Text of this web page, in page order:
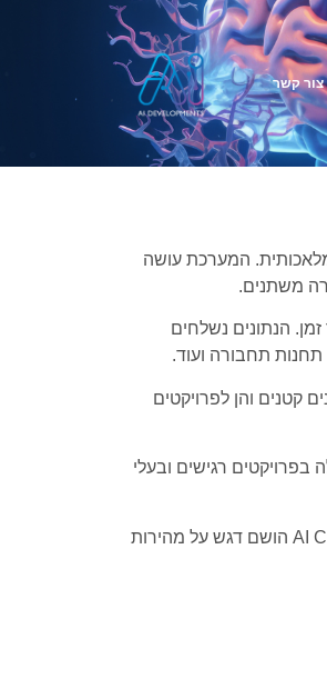
צור קשר
המערכת עושה
משתנים.
הנתונים נשלחים
תחנות תחבורה ועוד.
קטנים והן לפרויקטים
רגישים ובעלי
שמה לעצמה מטרה לפתח מערכות AI מתקדמות המשלבות ביצועים מרשימים עם קלות הטמעה. בפיתוח AI Crowd Counting הושם דגש על מהירות